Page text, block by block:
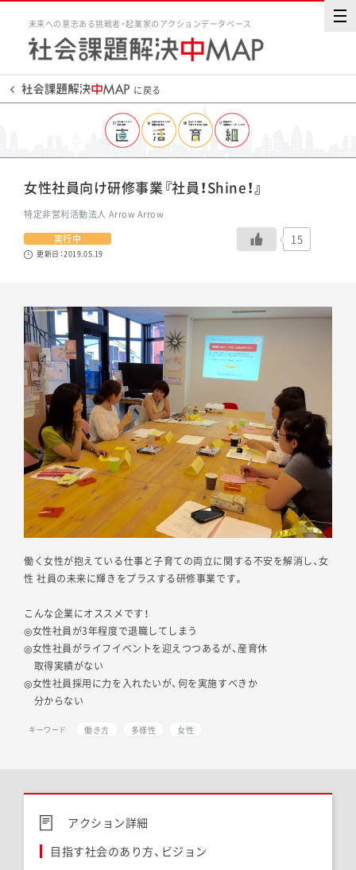
未来への意志ある挑戦者・起業家のアクションデータベース
に戻る
女性社員向け研修事業『社員！Shine！』
特定非営利活動法人 Arrow Arrow
実行中
更新日：2019.05.19
15
働く女性が抱えている仕事と子育ての両立に関する不安を解消し、女
性 社員の未来に輝きをプラスする研修事業です。
こんな企業にオススメです！
◎女性社員が3年程度で退職してしまう
◎女性社員がライフイベントを迎えつつあるが、産育休
取得実績がない
◎女性社員採用に力を入れたいが、何を実施すべきか
分からない
キーワード 働き方 多様性 女性
アクション詳細
目指す社会のあり方、ビジョン